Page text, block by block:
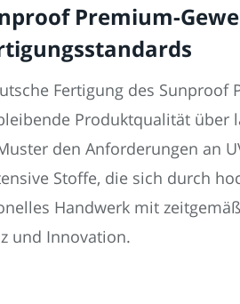
Premium-
Fertigung des
Produktqualität über
den Anforderungen an
Stoffe, die sich durch
Handwerk mit
und Innovation.